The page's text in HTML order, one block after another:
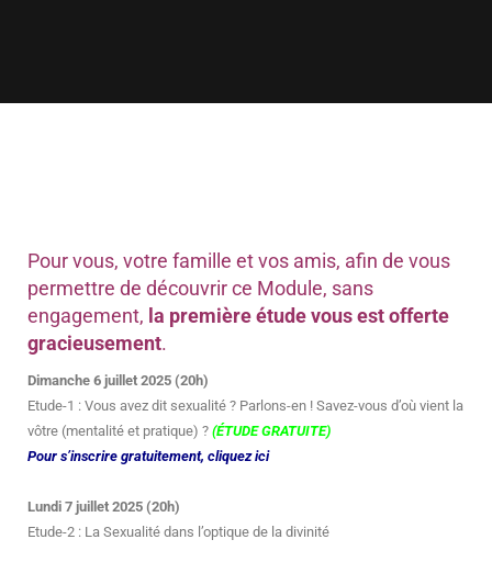
Pour vous, votre famille et vos amis, afin de vous
permettre de découvrir ce Module, sans
engagement, la première étude vous est offerte
gracieusement.
Dimanche 6 juillet 2025 (20h)
Etude-1 : Vous avez dit sexualité ? Parlons-en ! Savez-vous d’où vient la
vôtre (mentalité et pratique) ? (ÉTUDE GRATUITE)
Pour s’inscrire gratuitement, cliquez ici
Lundi 7 juillet 2025 (20h)
Etude-2 : La Sexualité dans l’optique de la divinité